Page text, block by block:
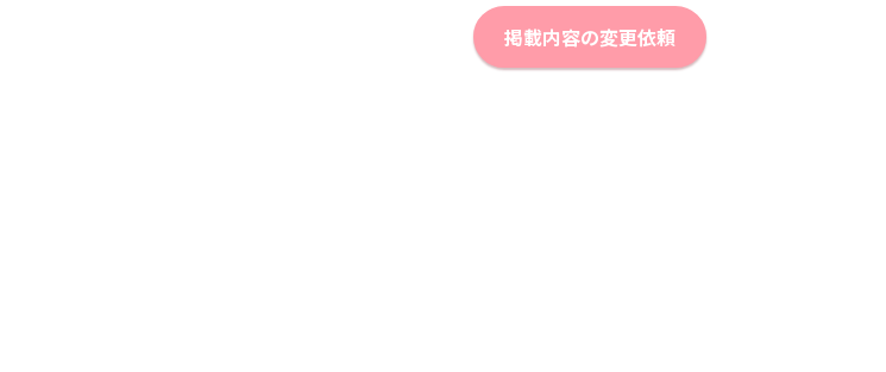
掲載内容の変更依頼